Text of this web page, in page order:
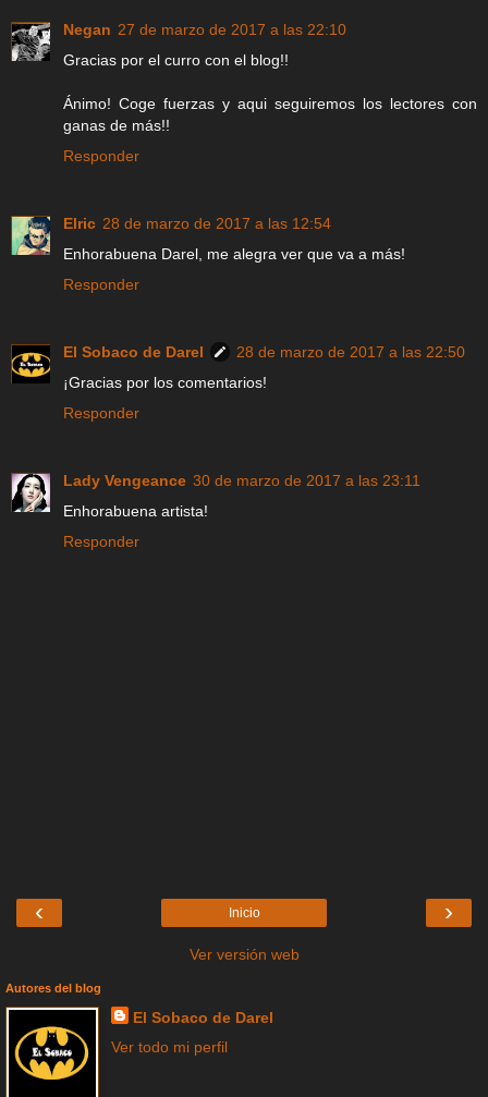
Negan 27 de marzo de 2017 a las 22:10
Gracias por el curro con el blog!!
Ánimo! Coge fuerzas y aqui seguiremos los lectores con
ganas de más!!
Responder
Elric 28 de marzo de 2017 a las 12:54
Enhorabuena Darel, me alegra ver que va a más!
Responder
El Sobaco de Darel
28 de marzo de 2017 a las 22:50
¡Gracias por los comentarios!
Responder
Lady Vengeance 30 de marzo de 2017 a las 23:11
Enhorabuena artista!
Responder
‹ ›
Inicio
Ver versión web
Autores del blog
El Sobaco de Darel
Ver todo mi perfil